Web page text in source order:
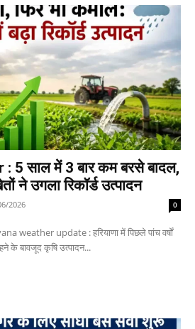
5 साल में 3 बार कम बरसे बादल,
ने उगला रिकॉर्ड उत्पादन
2026 0
weather update : हरियाणा में पिछले पांच वर्षों
के बावजूद कृषि उत्पादन...